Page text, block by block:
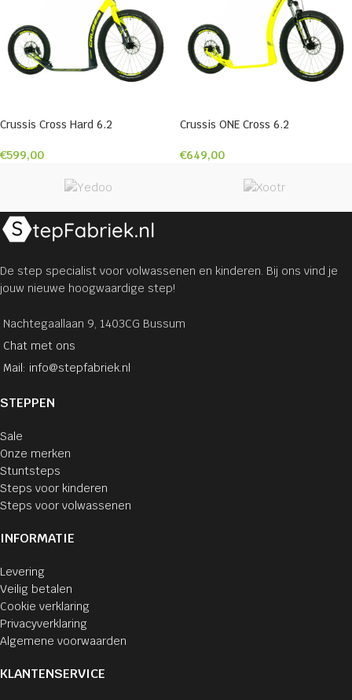
Crussis Cross Hard 6.2
€599,00
Crussis ONE Cross 6.2
€649,00
De step specialist voor volwassenen en kinderen. Bij ons vind je
jouw nieuwe hoogwaardige step!
Nachtegaallaan 9, 1403CG Bussum
Chat met ons
Mail: info@stepfabriek.nl
STEPPEN
Sale
Onze merken
Stuntsteps
Steps voor kinderen
Steps voor volwassenen
INFORMATIE
Levering
Veilig betalen
Cookie verklaring
Privacyverklaring
Algemene voorwaarden
KLANTENSERVICE